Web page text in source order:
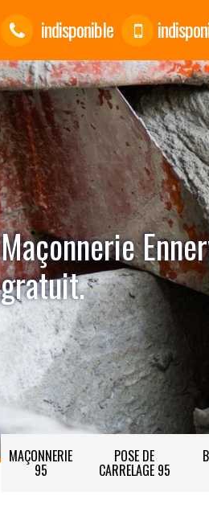
indisponible
Maçonnerie
gratuit.
MAÇONNERIE
95
POSE DE
CARRELAGE 95